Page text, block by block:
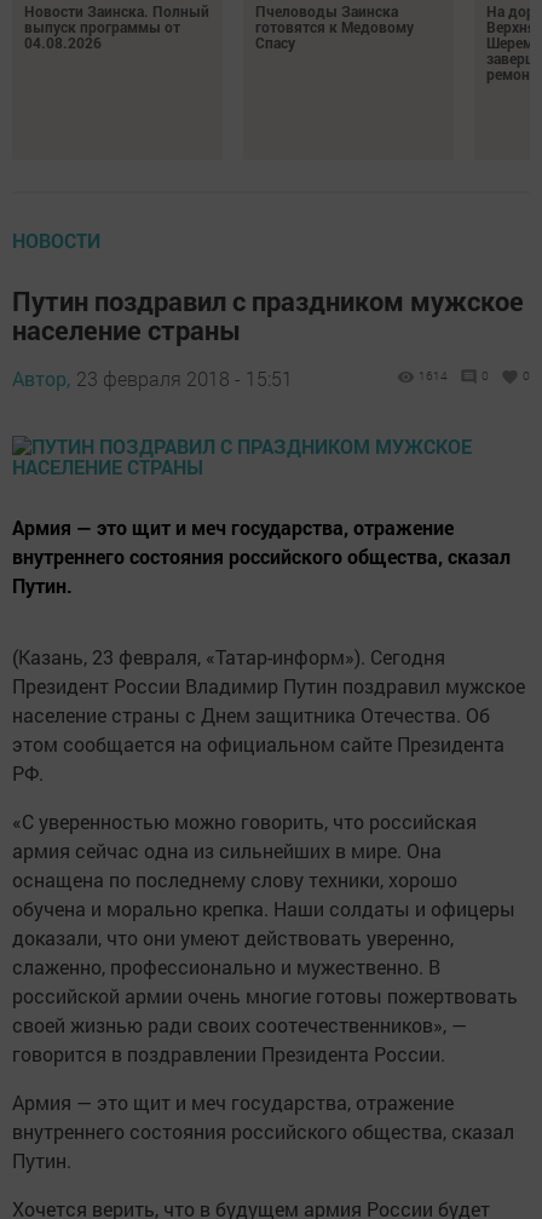
Новости Заинска. Полный
выпуск программы от
04.08.2026
Пчеловоды Заинска
готовятся к Медовому
Спасу
На
ремонт
НОВОСТИ
Путин поздравил с праздником мужское
население страны
Автор, 23 февраля 2018 - 15:51 1614 0 0
Армия — это щит и меч государства, отражение
внутреннего состояния российского общества, сказал
Путин.
(Казань, 23 февраля, «Татар-информ»). Сегодня
Президент России Владимир Путин поздравил мужское
население страны с Днем защитника Отечества. Об
этом сообщается на официальном сайте Президента
РФ.
«С уверенностью можно говорить, что российская
армия сейчас одна из сильнейших в мире. Она
оснащена по последнему слову техники, хорошо
обучена и морально крепка. Наши солдаты и офицеры
доказали, что они умеют действовать уверенно,
слаженно, профессионально и мужественно. В
российской армии очень многие готовы пожертвовать
своей жизнью ради своих соотечественников», —
говорится в поздравлении Президента России.
Армия — это щит и меч государства, отражение
внутреннего состояния российского общества, сказал
Путин.
Хочется верить, что в будущем армия России будет